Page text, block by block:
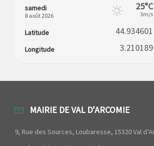
samedi
8 août 2026
25°C
3m/s
Latitude 44.934601
Longitude 3.210189
MAIRIE DE VAL D’ARCOMIE
9, Rue des Sources, Loubaresse, 15320 Val